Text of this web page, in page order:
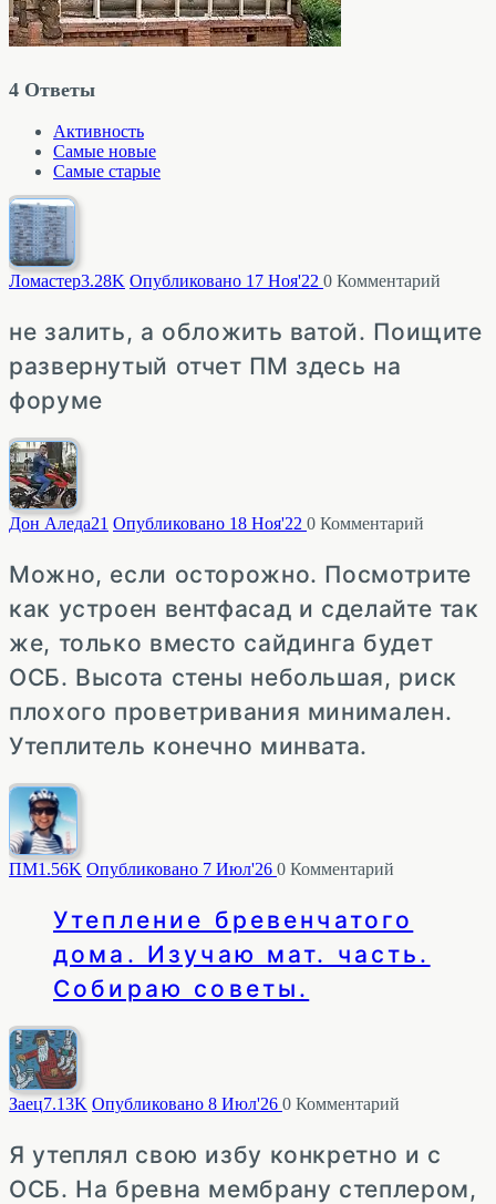
4 Ответы
Активность
Самые новые
Самые старые
Ломастер3.28K Опубликовано 17 Ноя'22 0 Комментарий
не залить, а обложить ватой. Поищите
развернутый отчет ПМ здесь на
форуме
Дон Аледа21 Опубликовано 18 Ноя'22 0 Комментарий
Можно, если осторожно. Посмотрите
как устроен вентфасад и сделайте так
же, только вместо сайдинга будет
ОСБ. Высота стены небольшая, риск
плохого проветривания минимален.
Утеплитель конечно минвата.
ПМ1.56K Опубликовано 7 Июл'26 0 Комментарий
Утепление бревенчатого
дома. Изучаю мат. часть.
Собираю советы.
Заец7.13K Опубликовано 8 Июл'26 0 Комментарий
Я утеплял свою избу конкретно и с
ОСБ. На бревна мембрану степлером,